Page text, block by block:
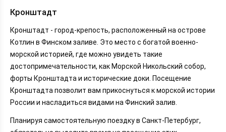
Кронштадт
Кронштадт - город-крепость, расположенный на острове
Котлин в Финском заливе. Это место с богатой военно-
морской историей, где можно увидеть такие
достопримечательности, как Морской Никольский собор,
форты Кронштадта и исторические доки. Посещение
Кронштадта позволит вам прикоснуться к морской истории
России и насладиться видами на Финский залив.
Планируя самостоятельную поездку в Санкт-Петербург,